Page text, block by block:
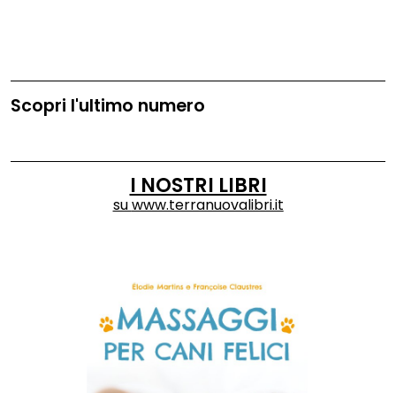
Scopri l'ultimo numero
I NOSTRI LIBRI
suwww.terranuovalibri.it